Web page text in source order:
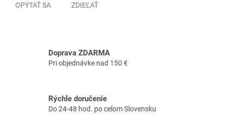
OPÝTAŤ SA ZDIEĽAŤ
Doprava ZDARMA
Pri objednávke nad 150 €
Rýchle doručenie
Do 24-48 hod. po celom Slovensku